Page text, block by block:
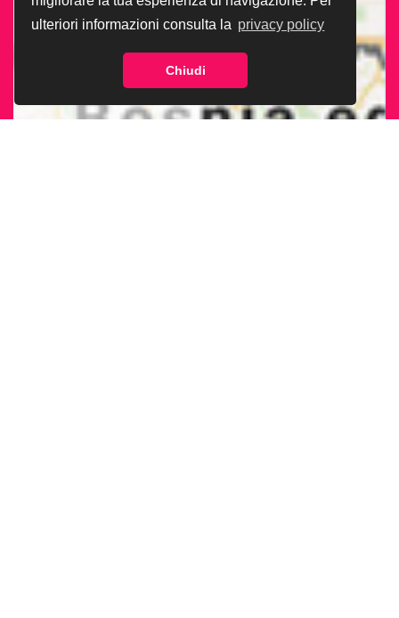
ulteriori informazioni consulta la privacy policy
Chiudi